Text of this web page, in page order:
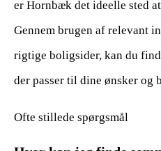
er Hornbæk det ideelle sted
Gennem brugen af relevant
rigtige boligsider, kan du
der passer til dine ønsker og
Ofte stillede spørgsmål